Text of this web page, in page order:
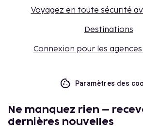
Voyagez en toute sécurité
Destinations
Connexion pour les
Paramètres des
Ne manquez rien –
dernières nouvelles